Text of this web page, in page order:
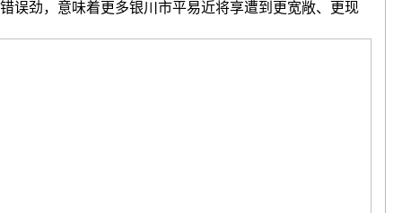
误劲，意味着更多银川市平易近将享遭到更宽敞、更现